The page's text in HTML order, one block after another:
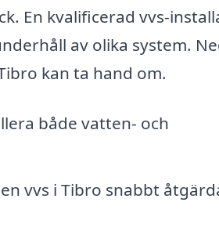
En kvalificerad vvs-
av olika system.
kan ta hand om.
både vatten- och
vvs i Tibro snabbt